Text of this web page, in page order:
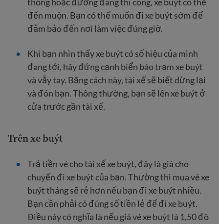
đến muộn. Bạn có thể muốn đi xe buýt sớm để
đảm bảo đến nơi làm việc đúng giờ.
Khi bạn nhìn thấy xe buýt có số hiệu của mình
đang tới, hãy đứng cạnh biển báo trạm xe buýt
và vẫy tay. Bằng cách này, tài xế sẽ biết dừng lại
và đón bạn. Thông thường, bạn sẽ lên xe buýt ở
cửa trước gần tài xế.
Trên xe buýt
Trả tiền vé cho tài xế xe buýt, đây là giá cho
chuyến đi xe buýt của bạn. Thường thì mua vé xe
buýt tháng sẽ rẻ hơn nếu bạn đi xe buýt nhiều.
Bạn cần phải có đúng số tiền lẻ để đi xe buýt.
Điều này có nghĩa là nếu giá vé xe buýt là 1,50 đô